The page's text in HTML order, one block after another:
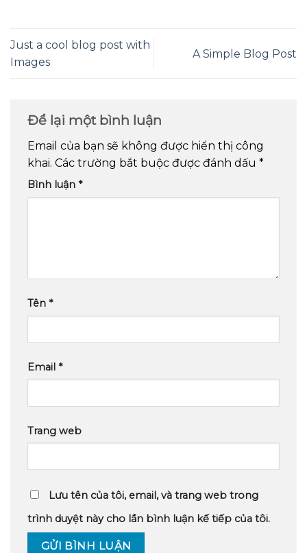
Just a cool blog post with
Images
A Simple Blog Post
Để lại một bình luận
Email của bạn sẽ không được hiển thị công
khai. Các trường bắt buộc được đánh dấu *
Bình luận *
Tên *
Email *
Trang web
Lưu tên của tôi, email, và trang web trong
trình duyệt này cho lần bình luận kế tiếp của tôi.